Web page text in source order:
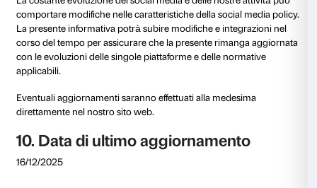
spiegazioni, la Fondazione si impegna a
attenzione.
5.4. Strumenti per la rimozione
moderazione
Strozzi si avvale di diversi strumenti forniti dalle
di risorse interne: